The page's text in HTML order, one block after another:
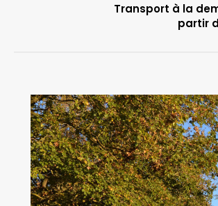
Transport à la
partir